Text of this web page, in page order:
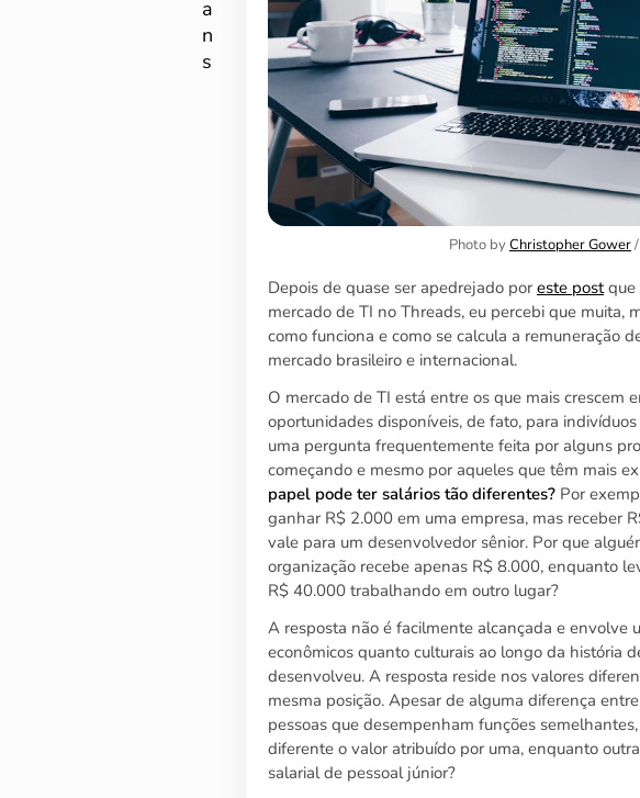
a
n
s
Photo by Christopher Gower /
Depois de quase ser apedrejado por este postque
mercado de TI no Threads, eu percebi que muita,
como funciona e como se calcula a remuneração
mercado brasileiro e internacional.
O mercado de TI está entre os que mais crescem
oportunidades disponíveis, de fato, para
uma pergunta frequentemente feita por alguns
começando e mesmo por aqueles que têm mais
papel pode ter salários tão diferentes? Por
ganhar R$ 2.000 em uma empresa, mas receber
vale para um desenvolvedor sênior. Por que
organização recebe apenas R$ 8.000, enquanto
R$ 40.000 trabalhando em outro lugar?
A resposta não é facilmente alcançada e envolve
econômicos quanto culturais ao longo da história
desenvolveu. A resposta reside nos valores
mesma posição. Apesar de alguma diferença
pessoas que desempenham funções
diferente o valor atribuído por uma, enquanto
salarial de pessoal júnior?